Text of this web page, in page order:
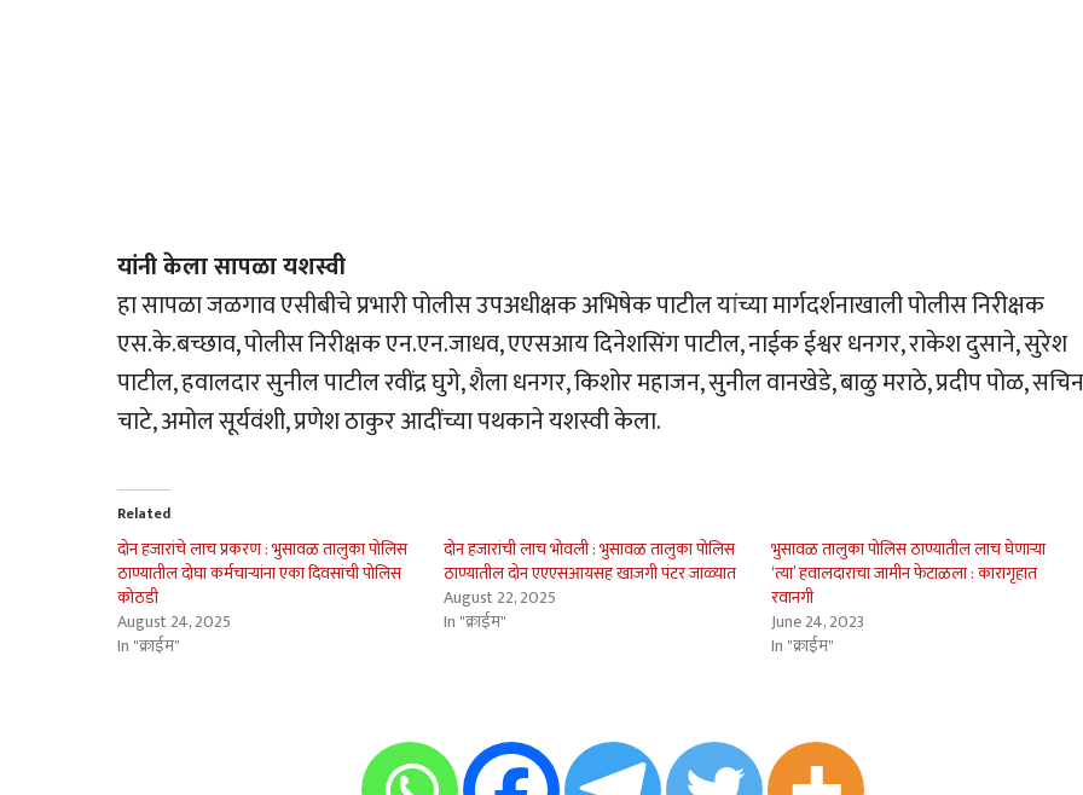
यांनी केला सापळा यशस्वी
हा सापळा जळगाव एसीबीचे प्रभारी पोलीस उपअधीक्षक अभिषेक पाटील यांच्या मार्गदर्शनाखाली पोलीस निरीक्षक
एस.के.बच्छाव, पोलीस निरीक्षक एन.एन.जाधव, एएसआय दिनेशसिंग पाटील, नाईक ईश्वर धनगर, राकेश दुसाने, सुरेश
पाटील, हवालदार सुनील पाटील रवींद्र घुगे, शैला धनगर, किशोर महाजन, सुनील वानखेडे, बाळु मराठे, प्रदीप पोळ, सचिन
चाटे, अमोल सूर्यवंशी, प्रणेश ठाकुर आदींच्या पथकाने यशस्वी केला.
Related
दोन हजारांचे लाच प्रकरण : भुसावळ तालुका पोलिस
ठाण्यातील दोघा कर्मचार्‍यांना एका दिवसांची पोलिस
कोठडी
August 24, 2025
In "क्राईम"
दोन हजारांची लाच भोवली : भुसावळ तालुका पोलिस
ठाण्यातील दोन एएएसआयसह खाजगी पंटर जाळ्यात
August 22, 2025
In "क्राईम"
भुसावळ तालुका पोलिस ठाण्यातील लाच घेणार्‍या
‘त्या’ हवालदाराचा जामीन फेटाळला : कारागृहात
रवानगी
June 24, 2023
In "क्राईम"